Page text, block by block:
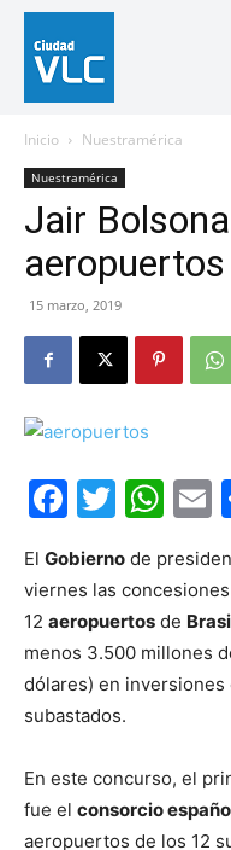
Inicio Nuestramérica
Nuestramérica
Jair
15 marzo, 2019
El Gobierno de
viernes las
12 aeropuertos de
menos 3.500 millones
dólares) en
subastados.
En este concurso, el
fue el consorcio
aeropuertos de los 12